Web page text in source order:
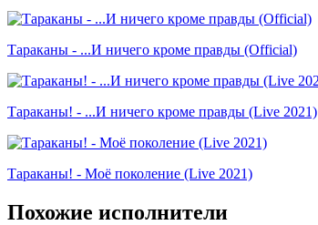
Тараканы - ...И ничего кроме правды (Official)
Тараканы! - ...И ничего кроме правды (Live 2021)
Тараканы! - Моё поколение (Live 2021)
Похожие исполнители